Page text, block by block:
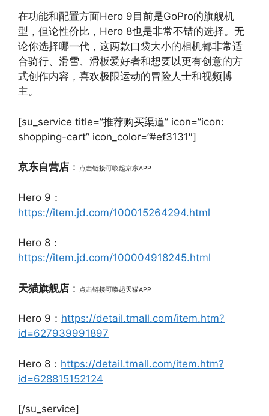
在功能和配置方面Hero 9目前是GoPro的旗舰机
型，但论性价比，Hero 8也是非常不错的选择。无
论你选择哪一代，这两款口袋大小的相机都非常适
合骑行、滑雪、滑板爱好者和想要以更有创意的方
式创作内容，喜欢极限运动的冒险人士和视频博
主。
[su_service title=”推荐购买渠道” icon=”icon:
shopping-cart” icon_color=”#ef3131″]
京东自营店 ： 点击链接可唤起京东APP
Hero 9：
https://item.jd.com/100015264294.html
Hero 8：
https://item.jd.com/100004918245.html
天猫旗舰店 ： 点击链接可唤起天猫APP
Hero 9： https://detail.tmall.com/item.htm?
id=627939991897
Hero 8： https://detail.tmall.com/item.htm?
id=628815152124
[/su_service]